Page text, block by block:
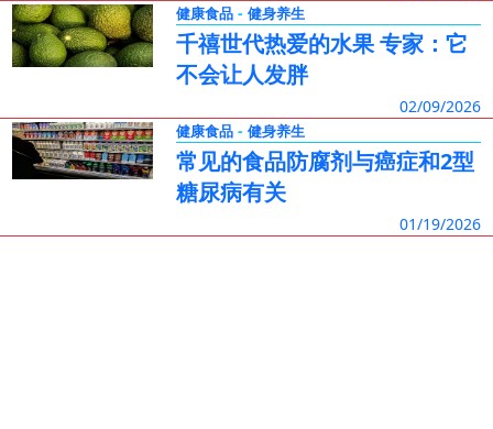
健康食品- 健身养生
千禧世代热爱的水果 专家：它
不会让人发胖
02/09/2026
健康食品- 健身养生
常见的食品防腐剂与癌症和2型
糖尿病有关
01/19/2026